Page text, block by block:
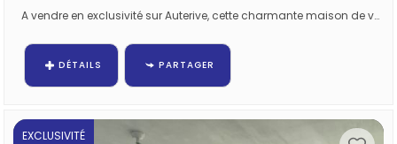
A vendre en exclusivité sur Auterive, cette charmante maison de ville offrant une surface habitable...
DÉTAILS PARTAGER
EXCLUSIVITÉ